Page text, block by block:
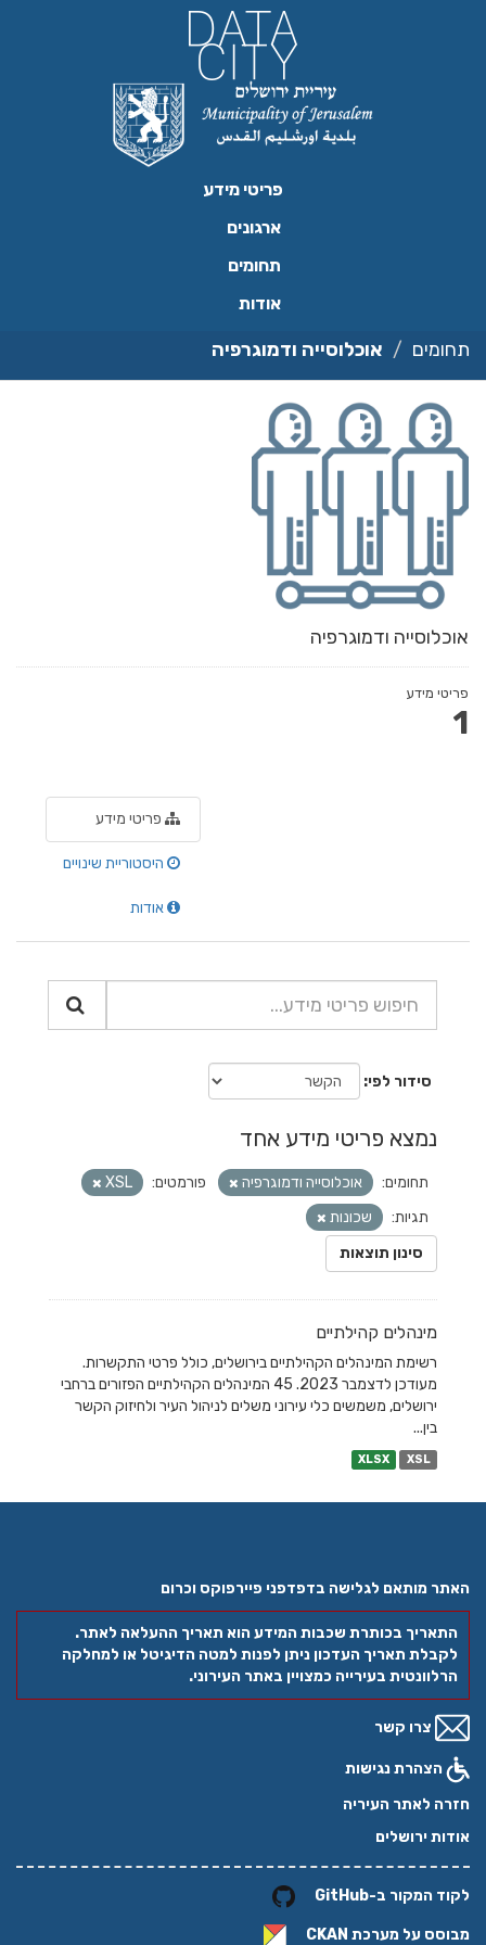
פריטי מידע
ארגונים
תחומים
אודות
תחומים אוכלוסייה ודמוגרפיה
אוכלוסייה ודמוגרפיה
פריטי מידע
1
פריטי מידע
היסטוריית שינויים
אודות
סידור לפי
נמצא פריטי מידע אחד
תחומים: אוכלוסייה ודמוגרפיה פורמטים:
XSL
תגיות:
שכונות
סינון תוצאות
מינהלים קהילתיים
רשימת המינהלים הקהילתיים בירושלים, כולל פרטי התקשרות.
מעודכן לדצמבר 2023. 45 המינהלים הקהילתיים הפזורים ברחבי
ירושלים, משמשים כלי עירוני משלים לניהול העיר ולחיזוק הקשר
בין...
XLSX XSL
האתר מותאם לגלישה בדפדפני פיירפוקס וכרום
התאריך בכותרת שכבות המידע הוא תאריך ההעלאה לאתר.
לקבלת תאריך העדכון ניתן לפנות למטה הדיגיטל או למחלקה
הרלוונטית בעירייה כמצויין באתר העירוני.
צרו קשר
הצהרת נגישות
חזרה לאתר העיריה
אודות ירושלים
לקוד המקור ב-GitHub
מבוסס על מערכת CKAN